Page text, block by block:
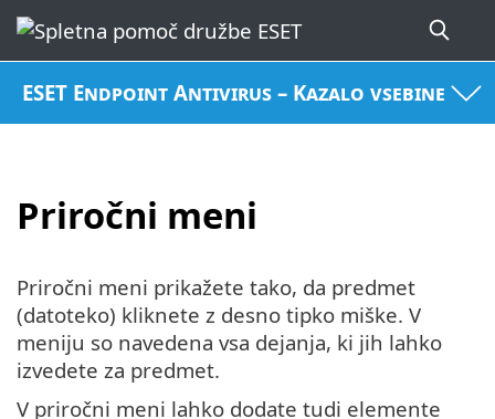
ESET Endpoint Antivirus – Kazalo vsebine
Priročni meni
Priročni meni prikažete tako, da predmet
(datoteko) kliknete z desno tipko miške. V
meniju so navedena vsa dejanja, ki jih lahko
izvedete za predmet.
V priročni meni lahko dodate tudi elemente